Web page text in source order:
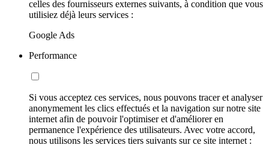
celles des fournisseurs externes suivants, à condition que vous
utilisiez déjà leurs services :
Google Ads
Performance
Si vous acceptez ces services, nous pouvons tracer et analyser
anonymement les clics effectués et la navigation sur notre site
internet afin de pouvoir l'optimiser et d'améliorer en
permanence l'expérience des utilisateurs. Avec votre accord,
nous utilisons les services tiers suivants sur ce site internet :